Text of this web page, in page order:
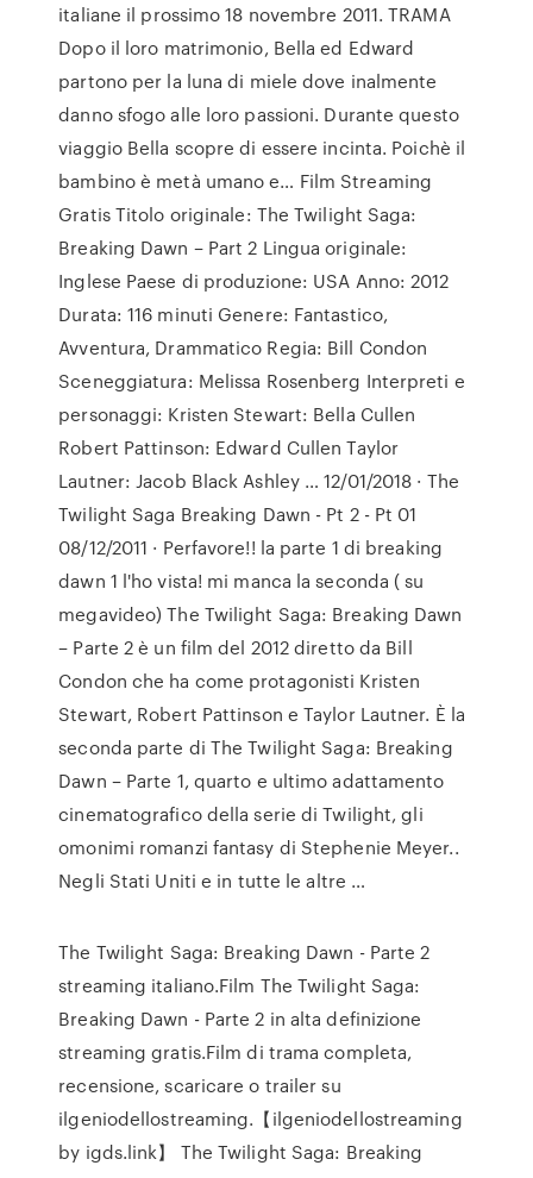
italiane il prossimo 18 novembre 2011. TRAMA
Dopo il loro matrimonio, Bella ed Edward
partono per la luna di miele dove inalmente
danno sfogo alle loro passioni. Durante questo
viaggio Bella scopre di essere incinta. Poichè il
bambino è metà umano e… Film Streaming
Gratis Titolo originale: The Twilight Saga:
Breaking Dawn – Part 2 Lingua originale:
Inglese Paese di produzione: USA Anno: 2012
Durata: 116 minuti Genere: Fantastico,
Avventura, Drammatico Regia: Bill Condon
Sceneggiatura: Melissa Rosenberg Interpreti e
personaggi: Kristen Stewart: Bella Cullen
Robert Pattinson: Edward Cullen Taylor
Lautner: Jacob Black Ashley … 12/01/2018 · The
Twilight Saga Breaking Dawn - Pt 2 - Pt 01
08/12/2011 · Perfavore!! la parte 1 di breaking
dawn 1 l'ho vista! mi manca la seconda ( su
megavideo) The Twilight Saga: Breaking Dawn
– Parte 2 è un film del 2012 diretto da Bill
Condon che ha come protagonisti Kristen
Stewart, Robert Pattinson e Taylor Lautner. È la
seconda parte di The Twilight Saga: Breaking
Dawn – Parte 1, quarto e ultimo adattamento
cinematografico della serie di Twilight, gli
omonimi romanzi fantasy di Stephenie Meyer..
Negli Stati Uniti e in tutte le altre …
The Twilight Saga: Breaking Dawn - Parte 2
streaming italiano.Film The Twilight Saga:
Breaking Dawn - Parte 2 in alta definizione
streaming gratis.Film di trama completa,
recensione, scaricare o trailer su
ilgeniodellostreaming.【ilgeniodellostreaming
by igds.link】 The Twilight Saga: Breaking